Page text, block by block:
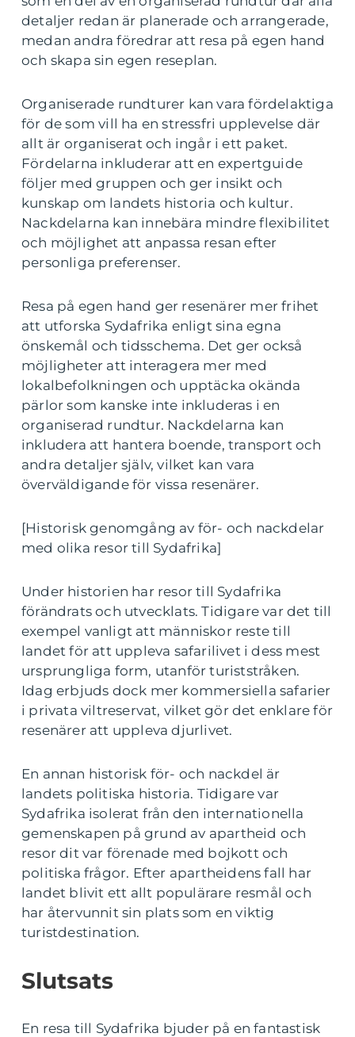
detaljer redan är planerade och arrangerade,
medan andra föredrar att resa på egen hand
och skapa sin egen reseplan.
Organiserade rundturer kan vara fördelaktiga
för de som vill ha en stressfri upplevelse där
allt är organiserat och ingår i ett paket.
Fördelarna inkluderar att en expertguide
följer med gruppen och ger insikt och
kunskap om landets historia och kultur.
Nackdelarna kan innebära mindre flexibilitet
och möjlighet att anpassa resan efter
personliga preferenser.
Resa på egen hand ger resenärer mer frihet
att utforska Sydafrika enligt sina egna
önskemål och tidsschema. Det ger också
möjligheter att interagera mer med
lokalbefolkningen och upptäcka okända
pärlor som kanske inte inkluderas i en
organiserad rundtur. Nackdelarna kan
inkludera att hantera boende, transport och
andra detaljer själv, vilket kan vara
överväldigande för vissa resenärer.
[Historisk genomgång av för- och nackdelar
med olika resor till Sydafrika]
Under historien har resor till Sydafrika
förändrats och utvecklats. Tidigare var det till
exempel vanligt att människor reste till
landet för att uppleva safarilivet i dess mest
ursprungliga form, utanför turiststråken.
Idag erbjuds dock mer kommersiella safarier
i privata viltreservat, vilket gör det enklare för
resenärer att uppleva djurlivet.
En annan historisk för- och nackdel är
landets politiska historia. Tidigare var
Sydafrika isolerat från den internationella
gemenskapen på grund av apartheid och
resor dit var förenade med bojkott och
politiska frågor. Efter apartheidens fall har
landet blivit ett allt populärare resmål och
har återvunnit sin plats som en viktig
turistdestination.
Slutsats
En resa till Sydafrika bjuder på en fantastisk